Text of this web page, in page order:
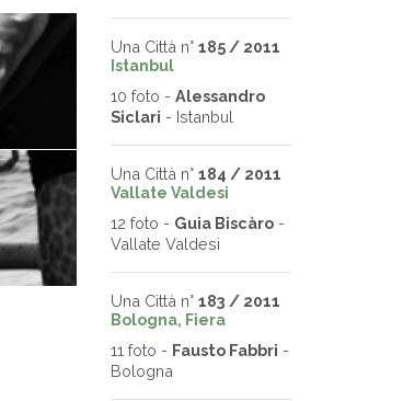
Una Città n° 185 / 2011
Istanbul
10 foto - Alessandro
Siclari - Istanbul
Una Città n° 184 / 2011
Vallate Valdesi
12 foto - Guia Biscàro -
Vallate Valdesi
Una Città n° 183 / 2011
Bologna, Fiera
11 foto - Fausto Fabbri -
Bologna